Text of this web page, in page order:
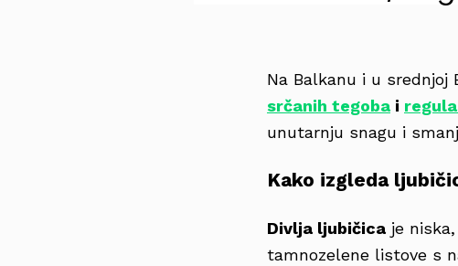
Na Balkanu i u
srčanih tegoba i
unutarnju snagu i
Kako izgleda
Divlja ljubičica je
tamnozelene listove s